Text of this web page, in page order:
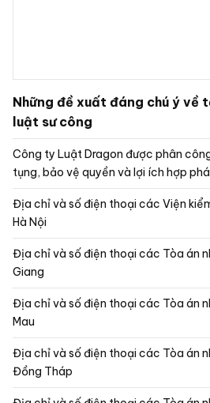
Những đề xuất đáng chú ý về
luật sư công
Công ty Luật Dragon được phân
tụng, bảo vệ quyền và lợi ích hợp
Địa chỉ và số điện thoại các Viện
Hà Nội
Địa chỉ và số điện thoại các Tòa án nhân
Giang
Địa chỉ và số điện thoại các Tòa án
Mau
Địa chỉ và số điện thoại các Tòa án
Đồng Tháp
Địa chỉ và số điện thoại các Tòa án